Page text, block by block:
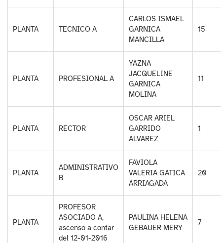
PLANTA TECNICO A
CARLOS ISMAEL
GARNICA
MANCILLA
15
PLANTA PROFESIONAL A
YAZNA
JACQUELINE
GARNICA
MOLINA
11
PLANTA RECTOR
OSCAR ARIEL
GARRIDO
ALVAREZ
1
PLANTA
ADMINISTRATIVO
B
FAVIOLA
VALERIA GATICA
ARRIAGADA
20
PLANTA
PROFESOR
ASOCIADO A,
ascenso a contar
del 12-01-2016
PAULINA HELENA
GEBAUER MERY
7